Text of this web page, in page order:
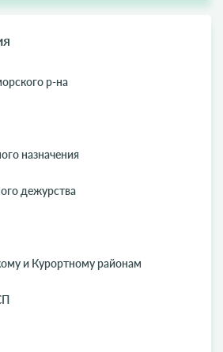
р-на
назначения
дежурства
и Курортному районам